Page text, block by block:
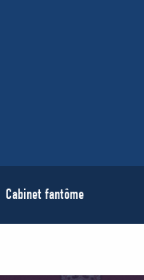
Cabinet fantôme